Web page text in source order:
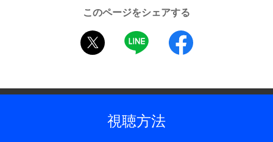
と歌もピアノの生演奏でたっぷりお聞かせいたしま
さらに「I LOVE YOU」は加藤のギター、柿澤のピ
アノによる、初公開の“パッション”セッションとい
ン』での共演時のそれぞれの印象や登場シーンのモ
加藤和樹 柿澤勇人 司会：平方元基
このページをシェアする
twitter
LINE
視聴方法